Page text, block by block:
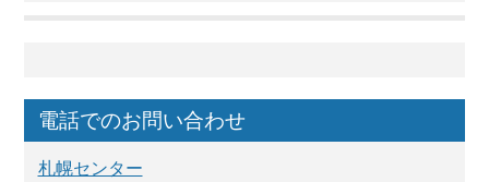
電話でのお問い合わせ
札幌センター